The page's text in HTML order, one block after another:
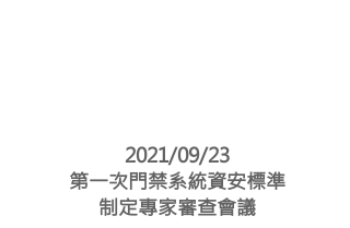
2021/09/23
第一次門禁系統資安標準
制定專家審查會議